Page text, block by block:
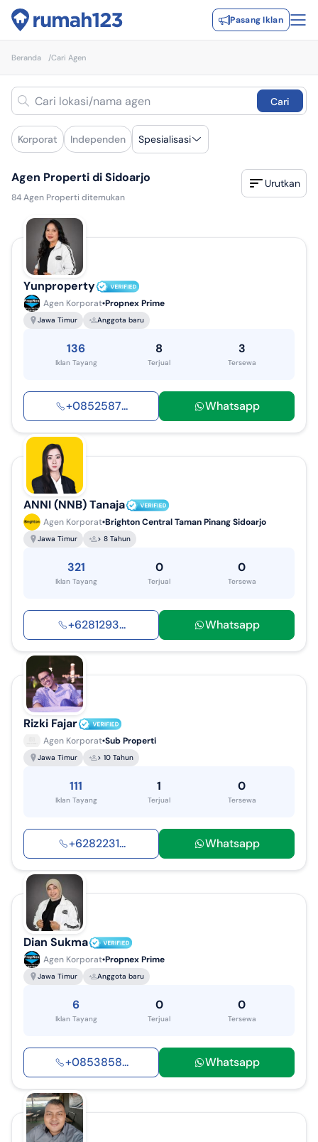
Pasang Iklan
Beranda /Cari Agen
Cari
Korporat Independen Spesialisasi
Agen Properti di Sidoarjo
84Agen Properti ditemukan
Urutkan
Yunproperty
Agen Korporat Propnex Prime
Jawa Timur Anggota baru
136
Iklan Tayang
8
Terjual
3
Tersewa
+0852587... Whatsapp
ANNI (NNB) Tanaja
Agen Korporat Brighton Central Taman Pinang Sidoarjo
Jawa Timur > 8 Tahun
321
Iklan Tayang
0
Terjual
0
Tersewa
+6281293... Whatsapp
Rizki Fajar
Agen Korporat Sub Properti
Jawa Timur > 10 Tahun
111
Iklan Tayang
1
Terjual
0
Tersewa
+6282231... Whatsapp
Dian Sukma
Agen Korporat Propnex Prime
Jawa Timur Anggota baru
6
Iklan Tayang
0
Terjual
0
Tersewa
+0853858... Whatsapp